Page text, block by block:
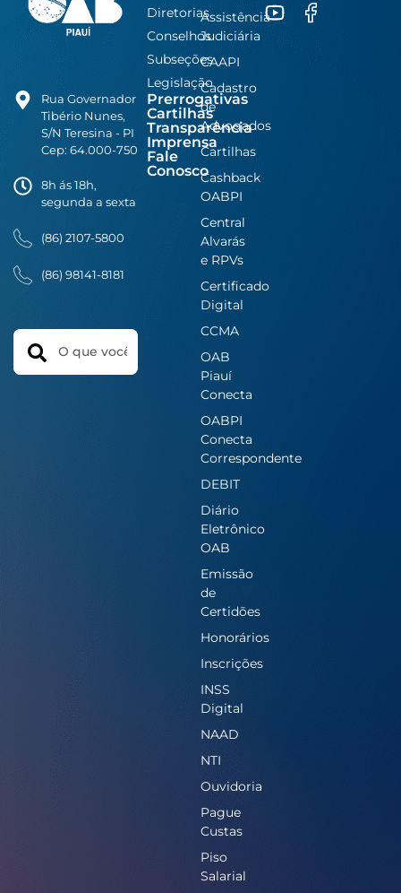
Rua Governador
Tibério Nunes,
S/N Teresina - PI
Cep: 64.000-750
8h ás 18h,
segunda a sexta
(86) 2107-5800
(86) 98141-8181
Search
Diretorias
Conselhos
Subseções
Legislação
Prerrogativas
Cartilhas
Transparência
Imprensa
Fale
Conosco
Assistência
Judiciária
CAAPI
Cadastro
de
Advogados
Cartilhas
Cashback
OABPI
Central
Alvarás
e RPVs
Certificado
Digital
CCMA
OAB
Piauí
Conecta
OABPI
Conecta
Correspondente
DEBIT
Diário
Eletrônico
OAB
Emissão
de
Certidões
Honorários
Inscrições
INSS
Digital
NAAD
NTI
Ouvidoria
Pague
Custas
Piso
Salarial